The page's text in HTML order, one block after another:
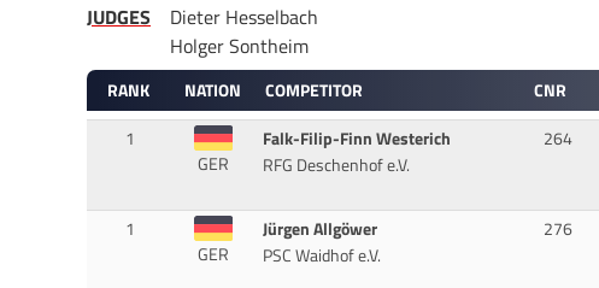
JUDGES
Dieter Hesselbach
Holger Sontheim
RANK NATION COMPETITOR CNR
1
GER
Falk-Filip-Finn Westerich
RFG Deschenhof e.V.
264
1
GER
Jürgen Allgöwer
PSC Waidhof e.V.
276